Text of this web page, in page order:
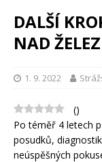
DALŠÍ
NAD
1. 9. 2022
()
Po téměř 4 letech
posudků,
neúspěšných